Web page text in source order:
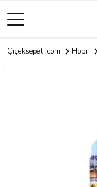
Çiçeksepeti.com Hobi